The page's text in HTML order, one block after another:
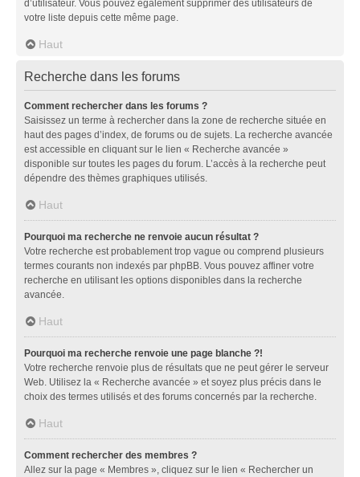
d’utilisateur. Vous pouvez également supprimer des utilisateurs de
votre liste depuis cette même page.
Haut
Recherche dans les forums
Comment rechercher dans les forums ?
Saisissez un terme à rechercher dans la zone de recherche située en
haut des pages d’index, de forums ou de sujets. La recherche avancée
est accessible en cliquant sur le lien « Recherche avancée »
disponible sur toutes les pages du forum. L’accès à la recherche peut
dépendre des thèmes graphiques utilisés.
Haut
Pourquoi ma recherche ne renvoie aucun résultat ?
Votre recherche est probablement trop vague ou comprend plusieurs
termes courants non indexés par phpBB. Vous pouvez affiner votre
recherche en utilisant les options disponibles dans la recherche
avancée.
Haut
Pourquoi ma recherche renvoie une page blanche ?!
Votre recherche renvoie plus de résultats que ne peut gérer le serveur
Web. Utilisez la « Recherche avancée » et soyez plus précis dans le
choix des termes utilisés et des forums concernés par la recherche.
Haut
Comment rechercher des membres ?
Allez sur la page « Membres », cliquez sur le lien « Rechercher un